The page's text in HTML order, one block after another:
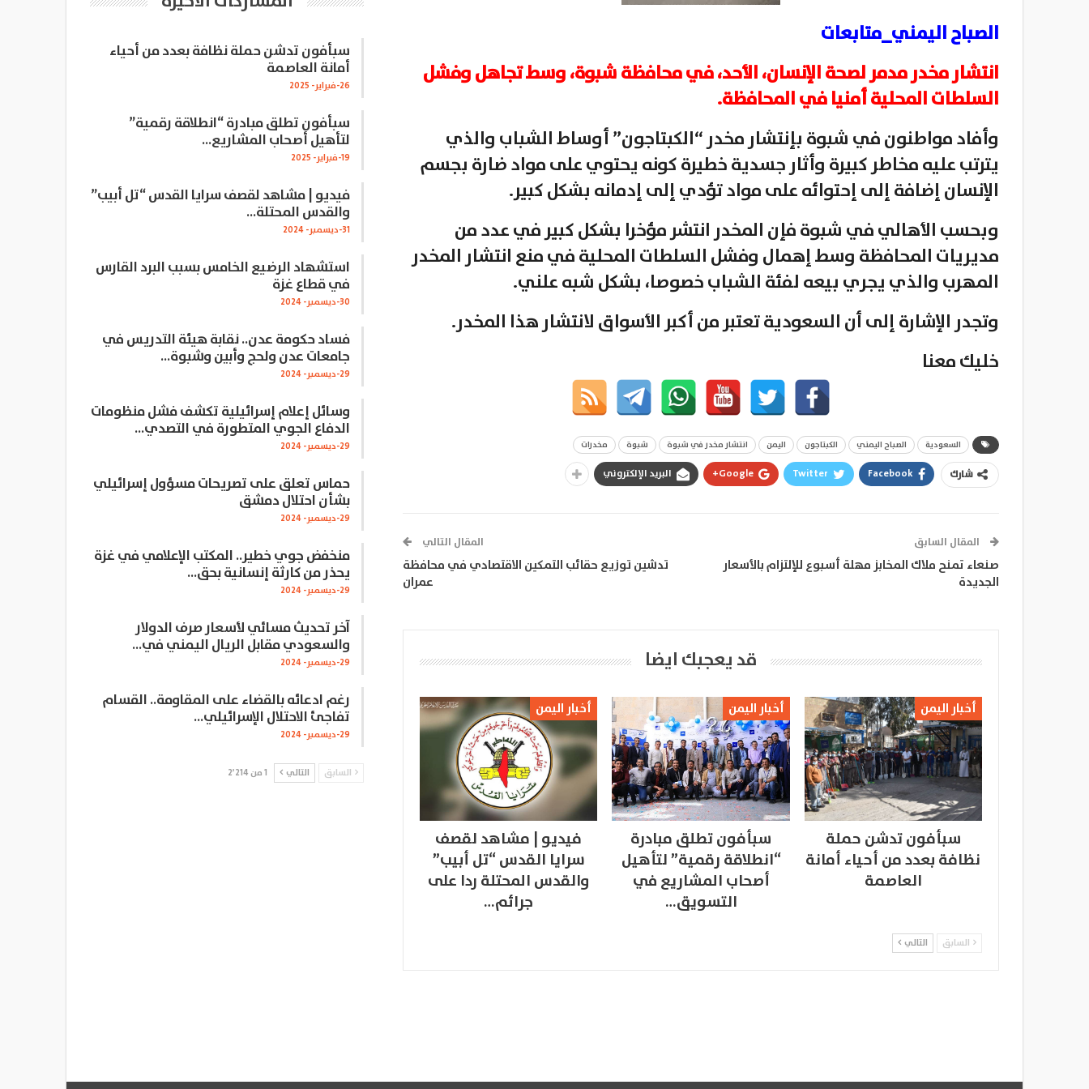
الصباح اليمني_متابعات
انتشار مخدر مدمر لصحة الإنسان، الأحد، في محافظة شبوة، وسط تجاهل وفشل
السلطات المحلية أمنيا في المحافظة.
وأفاد مواطنون في شبوة بإنتشار مخدر “الكبتاجون” أوساط الشباب والذي
يترتب عليه مخاطر كبيرة وأثار جسدية خطيرة كونه يحتوي على مواد ضارة بجسم
الإنسان إضافة إلى إحتوائه على مواد تؤدي إلى إدمانه بشكل كبير.
وبحسب الأهالي في شبوة فإن المخدر انتشر مؤخرا بشكل كبير في عدد من
مديريات المحافظة وسط إهمال وفشل السلطات المحلية في منع انتشار المخدر
المهرب والذي يجري بيعه لفئة الشباب خصوصا، بشكل شبه علني.
وتجدر الإشارة إلى أن السعودية تعتبر من أكبر الأسواق لانتشار هذا المخدر.
خليك معنا
السعودية الصباح اليمني الكبتاجون اليمن انتشار مخدر في شبوة شبوة مخدرات
شارك Facebook
Twitter
Google+ البريد الإلكتروني
المقال السابق
صنعاء تمنح ملاك المخابز مهلة أسبوع للإلتزام بالأسعار
الجديدة
المقال التالي
تدشين توزيع حقائب التمكين الاقتصادي في محافظة
عمران
قد يعجبك ايضا
أخبار اليمن
سبأفون تدشن حملة
نظافة بعدد من أحياء أمانة
العاصمة
أخبار اليمن
سبأفون تطلق مبادرة
“انطلاقة رقمية” لتأهيل
أصحاب المشاريع في
التسويق…
أخبار اليمن
فيديو | مشاهد لقصف
سرايا القدس “تل أبيب”
والقدس المحتلة ردا على
جرائم…
السابق التالي
سبأفون تدشن حملة نظافة بعدد من أحياء
أمانة العاصمة
26-فبراير- 2025
سبأفون تطلق مبادرة “انطلاقة رقمية”
لتأهيل أصحاب المشاريع…
19-فبراير- 2025
فيديو | مشاهد لقصف سرايا القدس “تل أبيب”
والقدس المحتلة…
31-ديسمبر- 2024
استشهاد الرضيع الخامس بسبب البرد القارس
في قطاع غزة
30-ديسمبر- 2024
فساد حكومة عدن.. نقابة هيئة التدريس في
جامعات عدن ولحج وأبين وشبوة…
29-ديسمبر- 2024
وسائل إعلام إسرائيلية تكشف فشل منظومات
الدفاع الجوي المتطورة في التصدي…
29-ديسمبر- 2024
حماس تعلق على تصريحات مسؤول إسرائيلي
بشأن احتلال دمشق
29-ديسمبر- 2024
منخفض جوي خطير.. المكتب الإعلامي في غزة
يحذر من كارثة إنسانية بحق…
29-ديسمبر- 2024
آخر تحديث مسائي لأسعار صرف الدولار
والسعودي مقابل الريال اليمني في…
29-ديسمبر- 2024
رغم ادعائه بالقضاء على المقاومة.. القسام
تفاجئ الاحتلال الإسرائيلي…
29-ديسمبر- 2024
السابق التالي 1 من 2٬214